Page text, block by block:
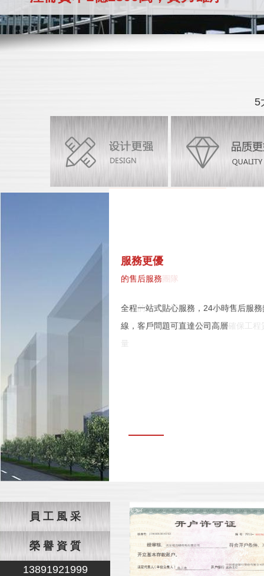
彩色壓型板生
5
設計更強
強大的設計實力
專業從事鋼結構建筑系統工程設計的技
專家，提供 適合您的工程方案
品質更好
的產品品質
4.8萬平米現代化工廠，5條生產線，雄
實力締造精工品質
價格更低
精細的成本控制
全產業鏈一體化自有鋼構產品，精益成
控制，造就極富競爭力的產品價格
安裝更快
專業的施工團隊
齊備的國家資質認證，1000家工程經
累，全程嚴格檢驗檢測機制，確保工程
服務更優
的售后服務
全程一站式貼心服務，24小時售后服務
線，客戶問題可直達公司高層
13891921999
員 工 風 采
榮 譽 資 質